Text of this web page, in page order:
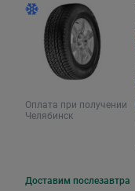
Оплата при получении
Челябинск
Доставим послезавтра